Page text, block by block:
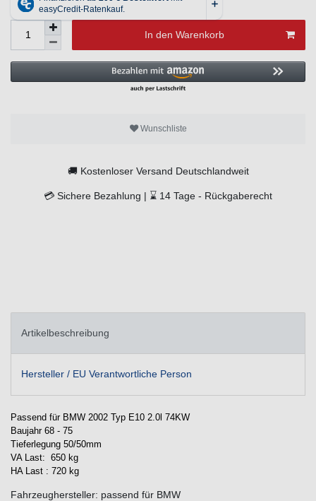
In den Warenkorb
Wunschliste
🚚 Kostenloser Versand Deutschlandweit
💳 Sichere Bezahlung | ⌛ 14 Tage - Rückgaberecht
Artikelbeschreibung
Hersteller / EU Verantwortliche Person
Passend für BMW 2002 Typ E10 2.0l 74KW
Baujahr 68 - 75
Tieferlegung 50/50mm
VA Last: 650 kg
HA Last : 720 kg
Fahrzeughersteller: passend für BMW